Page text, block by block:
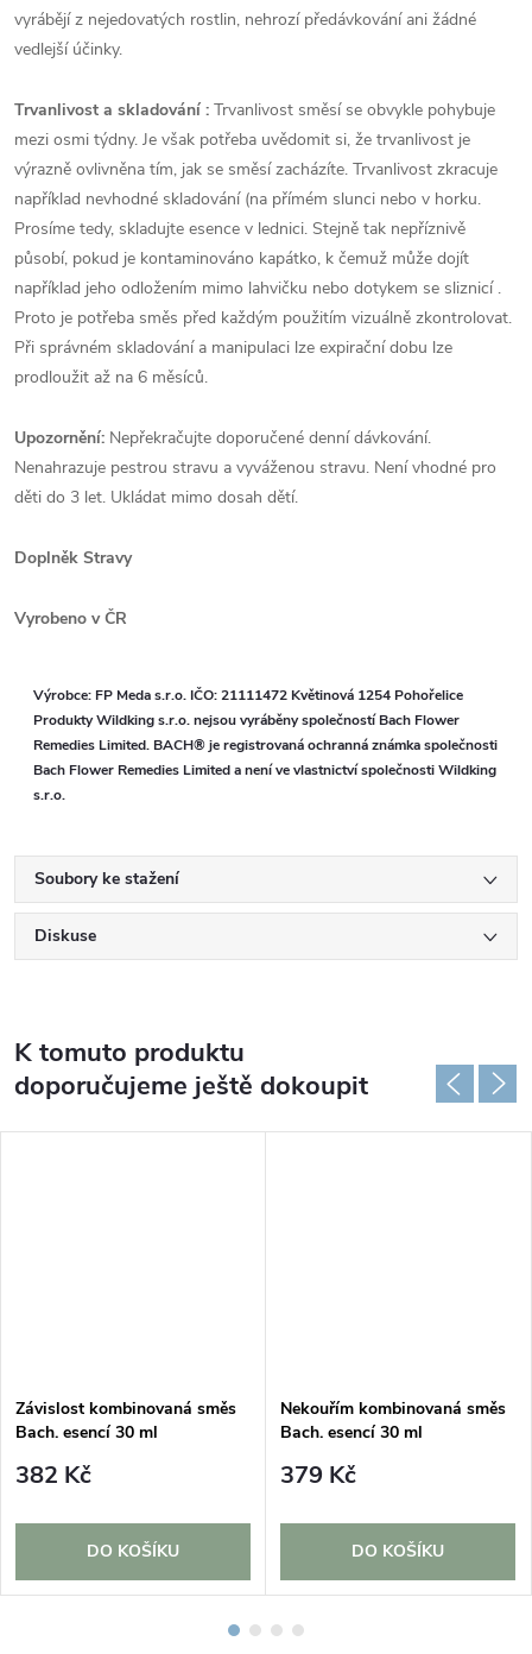
vyrábějí z nejedovatých rostlin, nehrozí předávkování ani žádné
vedlejší účinky.
Trvanlivost a skladování : Trvanlivost směsí se obvykle pohybuje
mezi osmi týdny. Je však potřeba uvědomit si, že trvanlivost je
výrazně ovlivněna tím, jak se směsí zacházíte. Trvanlivost zkracuje
například nevhodné skladování (na přímém slunci nebo v horku.
Prosíme tedy, skladujte esence v lednici. Stejně tak nepříznivě
působí, pokud je kontaminováno kapátko, k čemuž může dojít
například jeho odložením mimo lahvičku nebo dotykem se sliznicí .
Proto je potřeba směs před každým použitím vizuálně zkontrolovat.
Při správném skladování a manipulaci lze expirační dobu lze
prodloužit až na 6 měsíců.
Upozornění: Nepřekračujte doporučené denní dávkování.
Nenahrazuje pestrou stravu a vyváženou stravu. Není vhodné pro
děti do 3 let. Ukládat mimo dosah dětí.
Doplněk Stravy
Vyrobeno v ČR
Výrobce: FP Meda s.r.o. IČO: 21111472 Květinová 1254 Pohořelice
Produkty Wildking s.r.o. nejsou vyráběny společností Bach Flower
Remedies Limited. BACH® je registrovaná ochranná známka společnosti
Bach Flower Remedies Limited a není ve vlastnictví společnosti Wildking
s.r.o.
Soubory ke stažení
Diskuse
K tomuto produktu
doporučujeme ještě dokoupit
Závislost kombinovaná směs
Bach. esencí 30 ml
382 Kč
DO KOŠÍKU
Nekouřím kombinovaná směs
Bach. esencí 30 ml
379 Kč
DO KOŠÍKU